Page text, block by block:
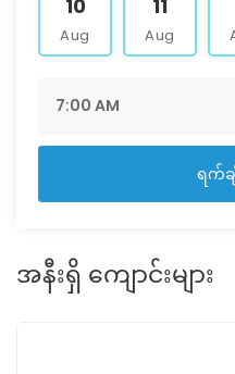
10
Aug
11
Aug
ရက်ခ
အနီးရှိ ကျောင်းများ